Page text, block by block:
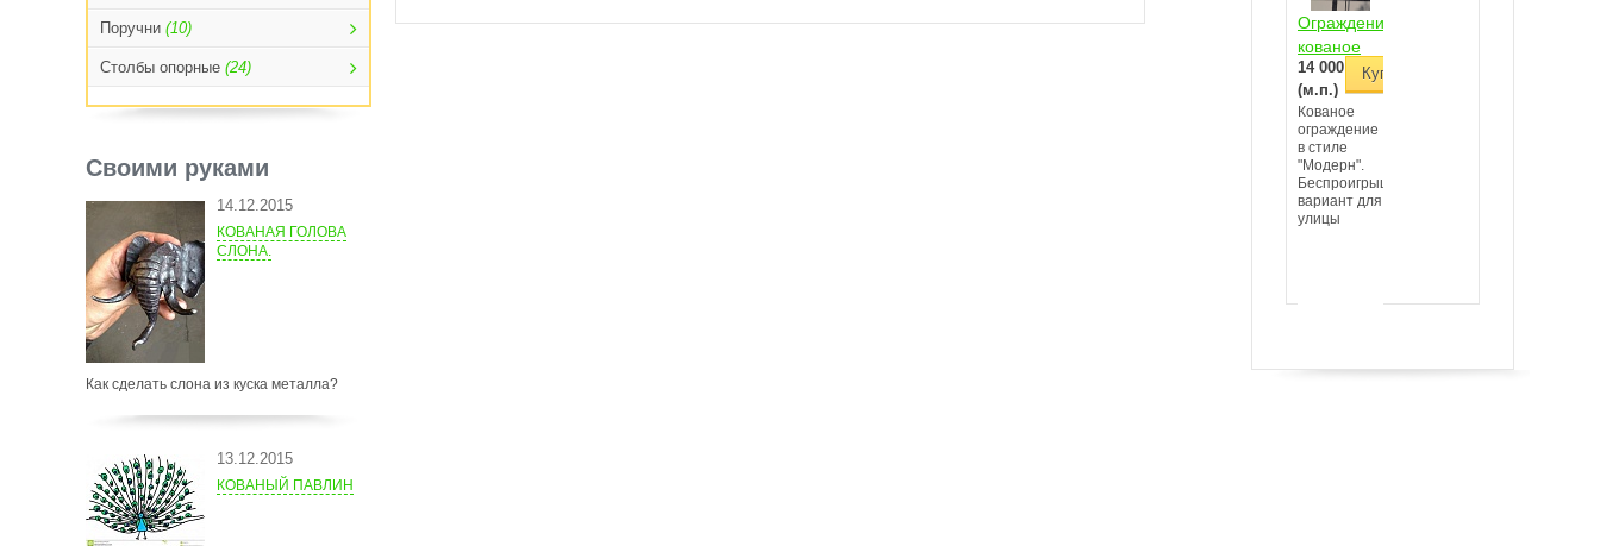
Поручни (10)
Столбы опорные (24)
Своими руками
14.12.2015
КОВАНАЯ ГОЛОВА
СЛОНА.
Как сделать слона из куска металла?
13.12.2015
КОВАНЫЙ ПАВЛИН
Ограждение
кованое
Л-118
14 000 руб
(м.п.)
Купить
Кованое
ограждение
в стиле
"Модерн".
Беспроигрышный
вариант для
улицы